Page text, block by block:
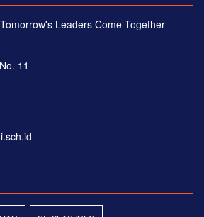
Leaders Come Together
11